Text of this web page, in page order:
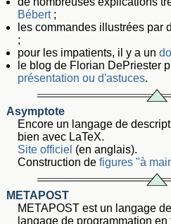
Bébert;
les commandes illustrées par
;
pour les impatients, il y a un
le blog de Florian DePriester
présentation ou d'astuces.
Asymptote
Encore un langage de
bien avec LaTeX.
Site officiel (en anglais).
Construction de figures "à
METAPOST
METAPOST est un langage
langage de programmation